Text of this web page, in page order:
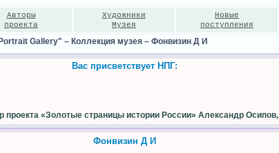
Авторы
проекта
Художники
Музея
Новые
поступления
Gallery" – Коллекция музея – Фонвизин Д И
Вас присветствует НПГ:
проекта «Золотые страницы истории России» Александр Осипов,
Фонвизин Д И